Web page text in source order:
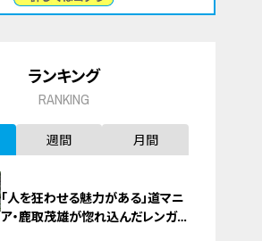
ランキング
RANKING
週間 月間
「人を狂わせる魅力がある」道マニ
ア・鹿取茂雄が惚れ込んだレンガの